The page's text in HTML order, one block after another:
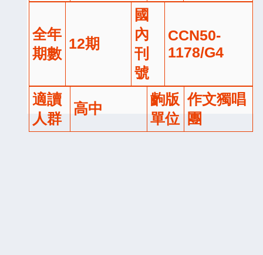
全年
期數
12期
國
內
刊
號
CCN50-
1178/G4
適讀
人群
高中
齣版
單位
作文獨唱
團